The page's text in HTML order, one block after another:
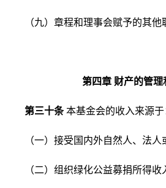
（九）章程和理事会赋予的其他
第四章 财产的管理
第三十条本基金会的收入来源于
（一）接受国内外自然人、法人
（二）组织绿化公益募捐所得收